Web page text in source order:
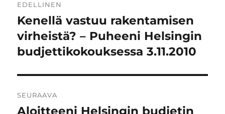
selaus
EDELLINEN
Edellinen
artikkeli:
Kenellä vastuu rakentamisen
virheistä? – Puheeni Helsingin
budjettikokouksessa 3.11.2010
SEURAAVA
Seuraava
Aloitteeni Helsingin budjetin